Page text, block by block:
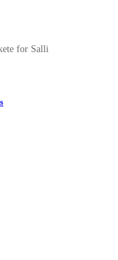
for Salli